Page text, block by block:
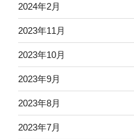
2024年2月
2023年11月
2023年10月
2023年9月
2023年8月
2023年7月